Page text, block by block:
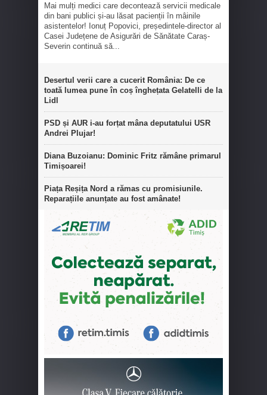
Mai mulți medici care decontează servicii medicale
din bani publici și-au lăsat pacienții în mâinile
asistentelor! Ionuț Popovici, președintele-director al
Casei Județene de Asigurări de Sănătate Caraș-
Severin continuă să...
Desertul verii care a cucerit România: De ce
toată lumea pune în coș înghețata Gelatelli de la
Lidl
PSD și AUR i-au forțat mâna deputatului USR
Andrei Plujar!
Diana Buzoianu: Dominic Fritz rămâne primarul
Timișoarei!
Piața Reșița Nord a rămas cu promisiunile.
Reparațiile anunțate au fost amânate!